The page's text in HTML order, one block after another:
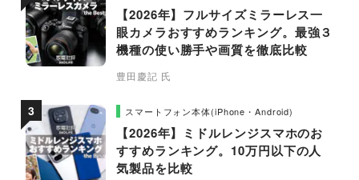
【2026年】フルサイズミラーレス一
眼カメラおすすめランキング。最強３
機種の使い勝手や画質を徹底比較
豊田慶記 氏
スマートフォン本体(iPhone・Android)
【2026年】ミドルレンジスマホのお
すすめランキング。10万円以下の人
気製品を比較